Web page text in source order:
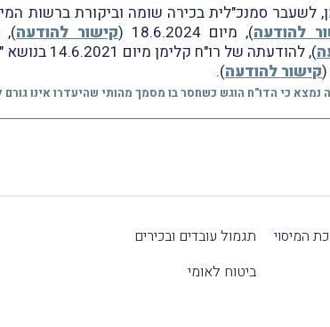
בכירה שומה וביקורת ברשות המיסים, מיום
להודעה), מיום 18.6.2024 ( קישור להודעה),
), להודעתה
קישור להודעה).
המיסוי
תגמול עובדים ובכירים
ביטוח לאומי